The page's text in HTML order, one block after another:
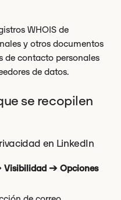
WHOIS de
y otros documentos
de contacto personales
de datos.
se recopilen
en LinkedIn
Visibilidad → Opciones